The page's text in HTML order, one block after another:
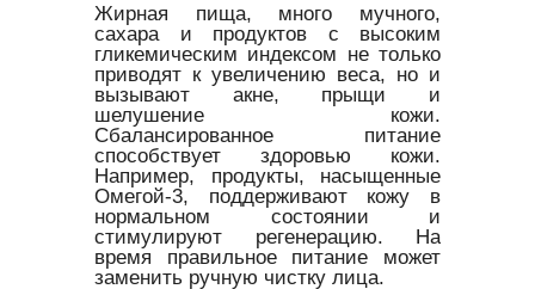
Жирная пища, много мучного,
сахара и продуктов с высоким
гликемическим индексом не только
приводят к увеличению веса, но и
вызывают акне, прыщи и
шелушение кожи.
Сбалансированное питание
способствует здоровью кожи.
Например, продукты, насыщенные
Омегой-3, поддерживают кожу в
нормальном состоянии и
стимулируют регенерацию. На
время правильное питание может
заменить ручную чистку лица.